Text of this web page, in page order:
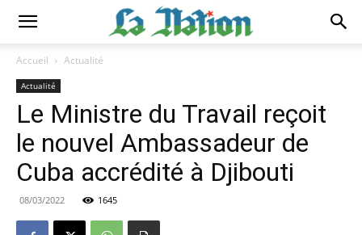
Accueil Actualité
Actualité
Le Ministre du Travail reçoit
le nouvel Ambassadeur de
Cuba accrédité à Djibouti
08/03/2022 1645